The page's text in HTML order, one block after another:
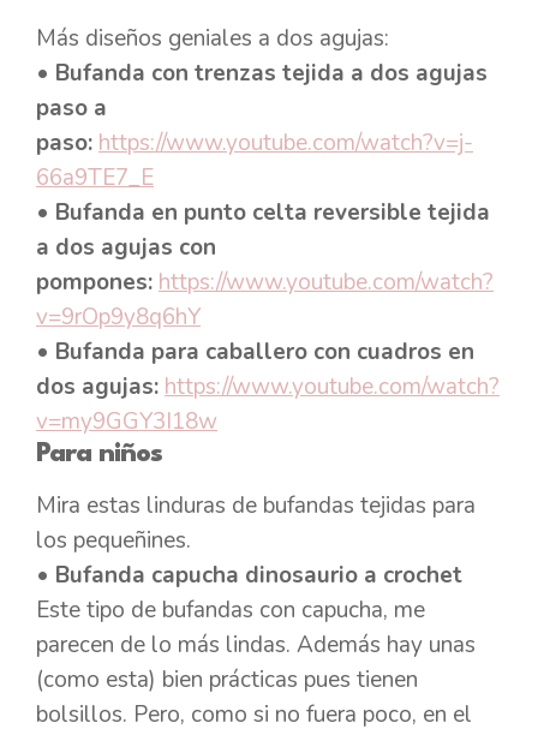
Más diseños geniales a dos agujas:
• Bufanda con trenzas tejida a dos agujas
paso a
paso: https://www.youtube.com/watch?v=j-
66a9TE7_E
• Bufanda en punto celta reversible tejida
a dos agujas con
pompones: https://www.youtube.com/watch?
v=9rOp9y8q6hY
• Bufanda para caballero con cuadros en
dos agujas: https://www.youtube.com/watch?
v=my9GGY3I18w
Para niños
Mira estas linduras de bufandas tejidas para
los pequeñines.
• Bufanda capucha dinosaurio a crochet
Este tipo de bufandas con capucha, me
parecen de lo más lindas. Además hay unas
(como esta) bien prácticas pues tienen
bolsillos. Pero, como si no fuera poco, en el